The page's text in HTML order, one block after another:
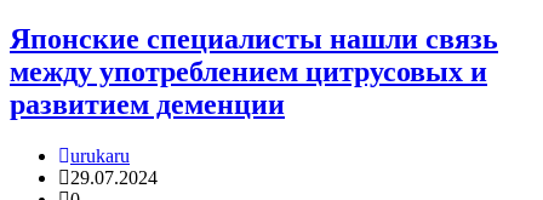
Японские специалисты нашли связь
между употреблением цитрусовых и
развитием деменции
urukaru
29.07.2024